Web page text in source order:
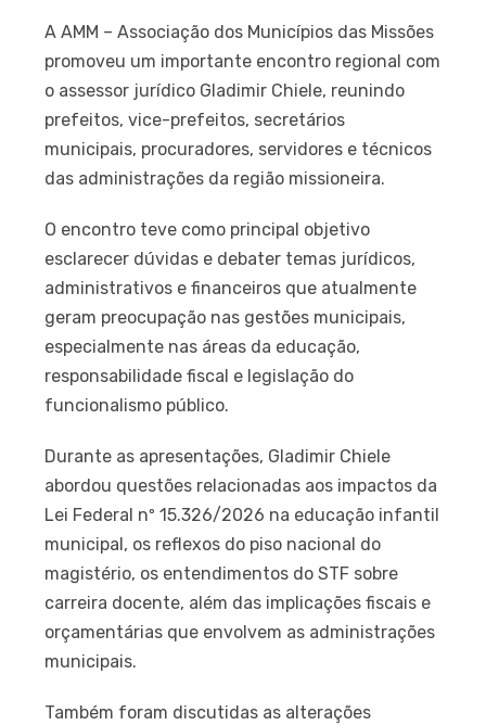
A AMM – Associação dos Municípios das Missões
promoveu um importante encontro regional com
o assessor jurídico Gladimir Chiele, reunindo
prefeitos, vice-prefeitos, secretários
municipais, procuradores, servidores e técnicos
das administrações da região missioneira.
O encontro teve como principal objetivo
esclarecer dúvidas e debater temas jurídicos,
administrativos e financeiros que atualmente
geram preocupação nas gestões municipais,
especialmente nas áreas da educação,
responsabilidade fiscal e legislação do
funcionalismo público.
Durante as apresentações, Gladimir Chiele
abordou questões relacionadas aos impactos da
Lei Federal nº 15.326/2026 na educação infantil
municipal, os reflexos do piso nacional do
magistério, os entendimentos do STF sobre
carreira docente, além das implicações fiscais e
orçamentárias que envolvem as administrações
municipais.
Também foram discutidas as alterações